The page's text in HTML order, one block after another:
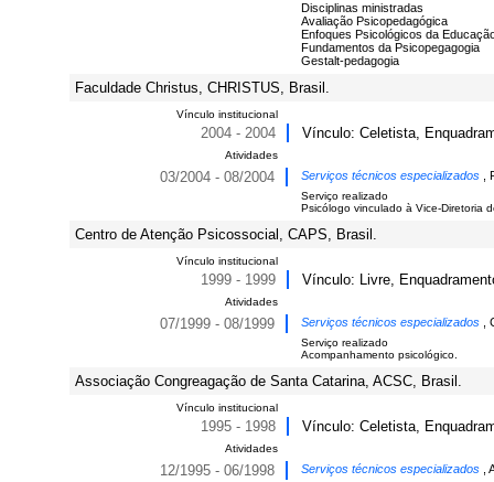
Disciplinas ministradas
Avaliação Psicopedagógica
Enfoques Psicológicos da
Fundamentos da Psicopegagogia
Gestalt-pedagogia
Faculdade Christus, CHRISTUS, Brasil.
Vínculo institucional
2004 - 2004 Vínculo: Celetista,
Atividades
03/2004 - 08/2004 Serviços técnicos especializados
Serviço realizado
Psicólogo vinculado à Vice-Diretoria
Centro de Atenção Psicossocial, CAPS, Brasil.
Vínculo institucional
1999 - 1999 Vínculo: Livre,
Atividades
07/1999 - 08/1999 Serviços técnicos especializados
Serviço realizado
Acompanhamento psicológico.
Associação Congreagação de Santa Catarina, ACSC, Brasil.
Vínculo institucional
1995 - 1998 Vínculo: Celetista,
Atividades
12/1995 - 06/1998 Serviços técnicos especializados ,